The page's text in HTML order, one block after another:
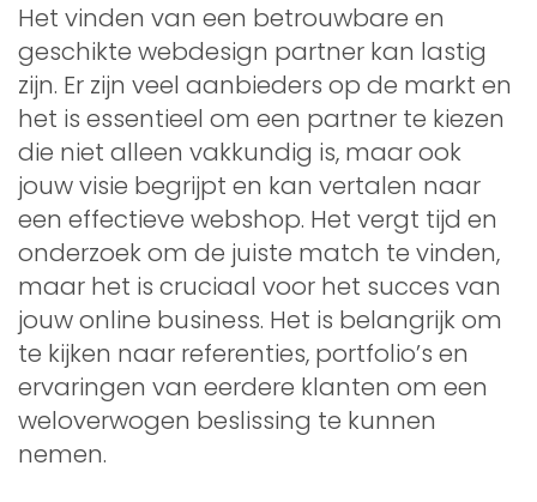
Het vinden van een betrouwbare en
geschikte webdesign partner kan lastig
zijn. Er zijn veel aanbieders op de markt en
het is essentieel om een partner te kiezen
die niet alleen vakkundig is, maar ook
jouw visie begrijpt en kan vertalen naar
een effectieve webshop. Het vergt tijd en
onderzoek om de juiste match te vinden,
maar het is cruciaal voor het succes van
jouw online business. Het is belangrijk om
te kijken naar referenties, portfolio’s en
ervaringen van eerdere klanten om een
weloverwogen beslissing te kunnen
nemen.